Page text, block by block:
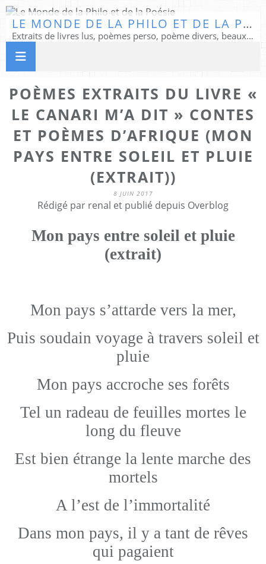
LE MONDE DE LA PHILO ET DE LA POÉSIE
Extraits de livres lus, poèmes perso, poème divers, beaux textes...
POÈMES EXTRAITS DU LIVRE «
LE CANARI M’A DIT » CONTES
ET POÈMES D’AFRIQUE (MON
PAYS ENTRE SOLEIL ET PLUIE
(EXTRAIT))
8 JUIN 2017
Rédigé par renal et publié depuis Overblog
Mon pays entre soleil et pluie
(extrait)
Mon pays s’attarde vers la mer,
Puis soudain voyage à travers soleil et
pluie
Mon pays accroche ses forêts
Tel un radeau de feuilles mortes le
long du fleuve
Est bien étrange la lente marche des
mortels
A l’est de l’immortalité
Dans mon pays, il y a tant de rêves
qui pagaient